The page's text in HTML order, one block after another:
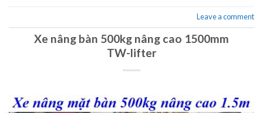
Leave a comment
Xe nâng bàn 500kg nâng cao 1500mm
TW-lifter